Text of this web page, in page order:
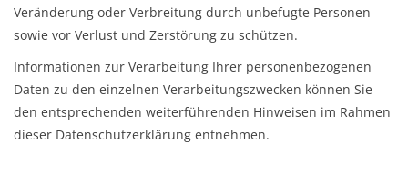
Veränderung oder Verbreitung durch unbefugte Personen
sowie vor Verlust und Zerstörung zu schützen.
Informationen zur Verarbeitung Ihrer personenbezogenen
Daten zu den einzelnen Verarbeitungszwecken können Sie
den entsprechenden weiterführenden Hinweisen im Rahmen
dieser Datenschutzerklärung entnehmen.